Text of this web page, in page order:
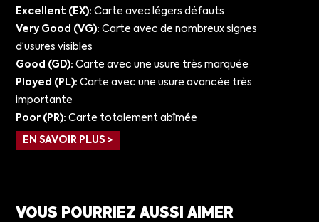
Excellent (EX): Carte avec légers défauts
Very Good (VG): Carte avec de nombreux signes
d’usures visibles
Good (GD): Carte avec une usure très marquée
Played (PL): Carte avec une usure avancée très
importante
Poor (PR): Carte totalement abîmée
EN SAVOIR PLUS >
VOUS POURRIEZ AUSSI AIMER